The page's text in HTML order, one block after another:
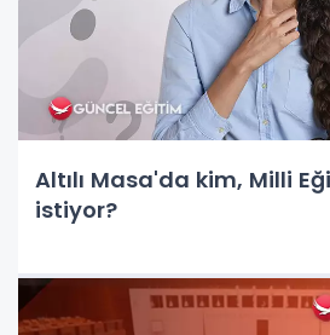
Altılı Masa'da kim, Milli
istiyor?